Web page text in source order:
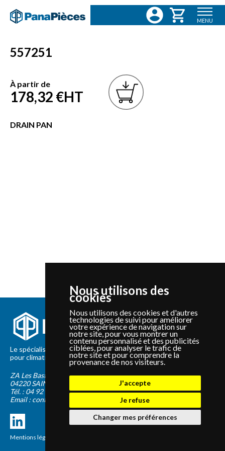
Nous utilisons des
cookies
Nous utilisons des cookies et d'autres
technologies de suivi pour améliorer
votre expérience de navigation sur
notre site, pour vous montrer un
contenu personnalisé et des publicités
ciblées, pour analyser le trafic de
notre site et pour comprendre la
provenance de nos visiteurs.
J'accepte
Je refuse
Changer mes préférences
MENU
557251
À partir de
178,32 €HT
DRAIN PAN
Le spécialiste depuis 2012 de la vente de pièces détachées
pour climatisation et Pompe à Chaleur Panasonic et Sanyo
ZA Les Bastides Blanches
04220 SAINTE-TULLE
Tél. : 04 92 75 89 55
Email : contact@panapieces.com
Mentions légales